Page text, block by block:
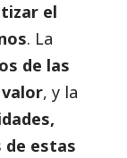
el
. La
de las
, y la
de estas